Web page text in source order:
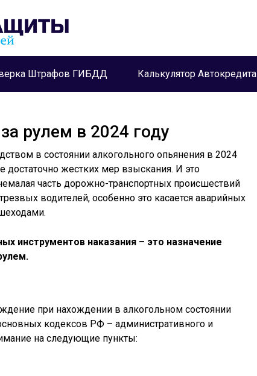
Штрафов ГИБДД Калькулятор Автокредита
рулем в 2024 году
в состоянии алкогольного опьянения в 2024
достаточно жестких мер взыскания. И это
часть дорожно-транспортных происшествий
водителей, особенно это касается аварийных
инструментов наказания – это назначение
при нахождении в алкогольном состоянии
кодексов РФ – административного и
на следующие пункты: